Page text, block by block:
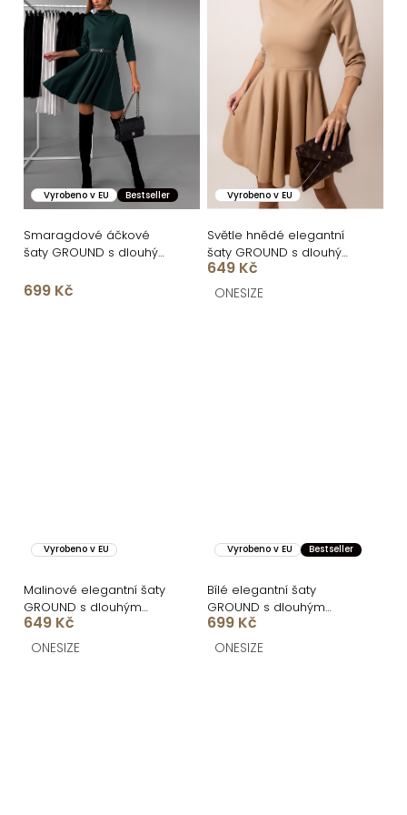
Vyrobeno v EU Bestseller
Smaragdové áčkové
šaty GROUND s dlouhým
699 Kč
Vyrobeno v EU
Světle hnědé elegantní
šaty GROUND s dlouhým
rukávem
649 Kč
ONESIZE
Vyrobeno v EU
Malinové elegantní šaty
GROUND s dlouhým
rukávem
649 Kč
ONESIZE
Vyrobeno v EU Bestseller
Bílé elegantní šaty
GROUND s dlouhým
rukávem
699 Kč
ONESIZE